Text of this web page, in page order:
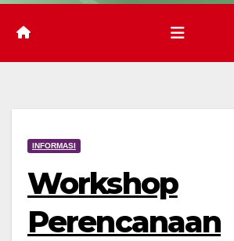
INFORMASI
Workshop
Perencanaan